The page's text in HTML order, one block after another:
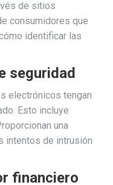
de sitios
consumidores que
identificar las
seguridad
electrónicos tengan
Esto incluye
una
intentos de intrusión
financiero